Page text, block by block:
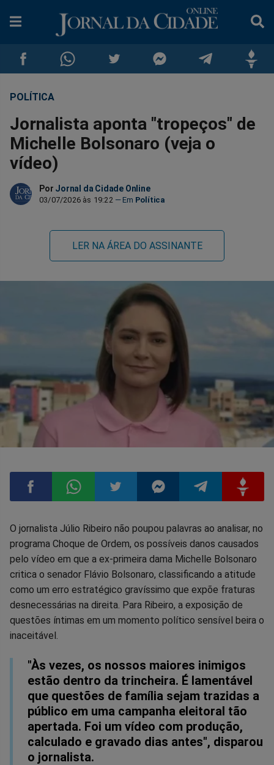
Compartilhar
no
Facebook
Compartilhar
no
Whatsapp
no
no
no
no
POLÍTICA
Jornalista aponta "tropeços" de
Michelle Bolsonaro (veja o
vídeo)
Por Jornal da Cidade Online
03/07/2026 às 19:22 Política
LER NA ÁREA DO ASSINANTE
Compartilhar
no
Facebook
Compartilhar
no
Whatsapp
Compartilhar
no
Twitter
Compartilhar
no
Messenger
Compartilhar
no
Telegram
no
Gettr
O jornalista Júlio Ribeiro não poupou palavras ao analisar, no
programa Choque de Ordem, os possíveis danos causados
pelo vídeo em que a ex-primeira dama Michelle Bolsonaro
critica o senador Flávio Bolsonaro, classificando a atitude
como um erro estratégico gravíssimo que expõe fraturas
desnecessárias na direita. Para Ribeiro, a exposição de
questões íntimas em um momento político sensível beira o
inaceitável.
"Às vezes, os nossos maiores inimigos
estão dentro da trincheira. É lamentável
que questões de família sejam trazidas a
público em uma campanha eleitoral tão
apertada. Foi um vídeo com produção,
calculado e gravado dias antes", disparou
o jornalista.